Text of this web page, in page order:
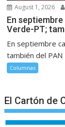
August 1, 2026
En
Verde-PT;
En septiembre
también del PAN
Columnas
El Cartón de